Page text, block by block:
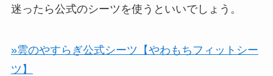
迷ったら公式のシーツを使うといいでしょう。
»雲のやすらぎ公式シーツ【やわもちフィットシー
ツ】